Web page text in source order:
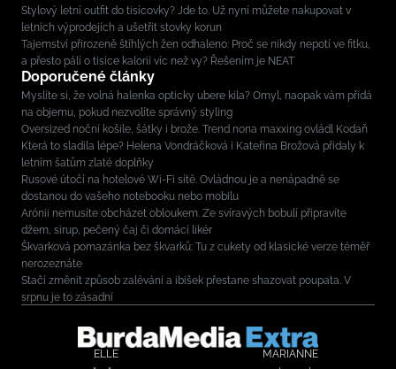
Stylový letní outfit do tisícovky? Jde to. Už nyní můžete nakupovat v
letních výprodejích a ušetřit stovky korun
Tajemství přirozeně štíhlých žen odhaleno: Proč se nikdy nepotí ve fitku,
a přesto pálí o tisíce kalorií víc než vy? Řešením je NEAT
Doporučené články
Myslíte si, že volná halenka opticky ubere kila? Omyl, naopak vám přidá
na objemu, pokud nezvolíte správný styling
Oversized noční košile, šátky i brože. Trend nona maxxing ovládl Kodaň
Která to sladila lépe? Helena Vondráčková i Kateřina Brožová přidaly k
letním šatům zlaté doplňky
Rusové útočí na hotelové Wi-Fi sítě. Ovládnou je a nenápadně se
dostanou do vašeho notebooku nebo mobilu
Arónii nemusíte obcházet obloukem. Ze svíravých bobulí připravíte
džem, sirup, pečený čaj či domácí likér
Škvarková pomazánka bez škvarků: Tu z cukety od klasické verze téměř
nerozeznáte
Stačí změnit způsob zalévání a ibišek přestane shazovat poupata. V
srpnu je to zásadní
ELLE
MARIANNE